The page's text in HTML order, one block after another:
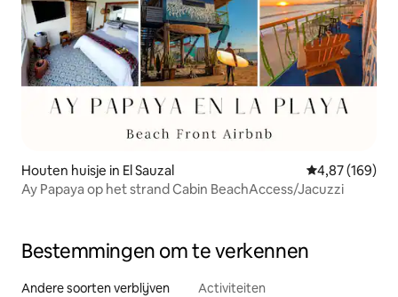
Houten huisje in El Sauzal Gemiddelde
4,87 (169)
Ay Papaya op het strand Cabin BeachAccess/Jacuzzi
Bestemmingen om te verkennen
Andere soorten verblijven Activiteiten